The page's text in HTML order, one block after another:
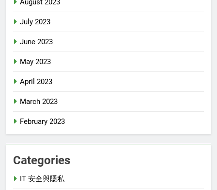
August 2023
July 2023
June 2023
May 2023
April 2023
March 2023
February 2023
Categories
IT 安全與隱私